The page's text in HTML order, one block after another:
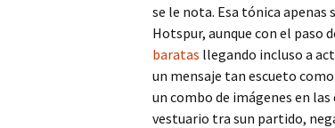
se le nota. Esa tónica
Hotspur, aunque con el paso
baratas llegando incluso a
un mensaje tan escueto
un combo de imágenes en
vestuario tra sun partido,